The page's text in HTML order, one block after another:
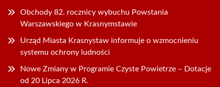
Obchody 82. rocznicy wybuchu Powstania
Warszawskiego w Krasnymstawie
Urząd Miasta Krasnystaw informuje o wzmocnieniu
systemu ochrony ludności
Nowe Zmiany w Programie Czyste Powietrze – Dotacje
od 20 Lipca 2026 R.